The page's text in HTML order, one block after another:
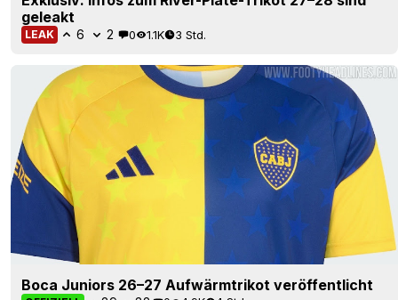
geleakt
LEAK 6 2 0 1.1K 3 Std.
Boca Juniors 26–27 Aufwärmtrikot veröffentlicht